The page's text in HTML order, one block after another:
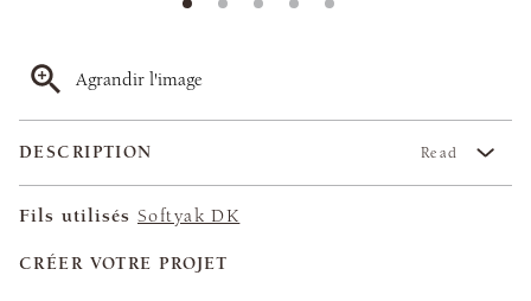
Agrandir l'image
DESCRIPTION Read
Fils utilisés Softyak DK
CRÉER VOTRE PROJET